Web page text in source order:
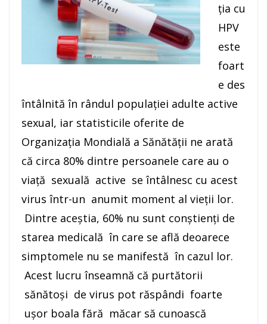
ția cu
HPV
este
foart
e des
întâlnită în rândul populației adulte active
sexual, iar statisticile oferite de
Organizația Mondială a Sănătății ne arată
că circa 80% dintre persoanele care au o
viață sexuală active se întâlnesc cu acest
virus într-un anumit moment al vieții lor.
Dintre aceștia, 60% nu sunt conștienți de
starea medicală în care se află deoarece
simptomele nu se manifestă în cazul lor.
Acest lucru înseamnă că purtătorii
sănătoși de virus pot răspândi foarte
ușor boala fără măcar să cunoască